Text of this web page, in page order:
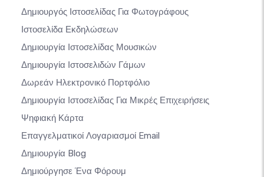
Δημιουργός Ιστοσελίδας Για Φωτογράφους
Ιστοσελίδα Εκδηλώσεων
Δημιουργία Ιστοσελίδας Μουσικών
Δημιουργία Ιστοσελιδών Γάμων
Δωρεάν Ηλεκτρονικό Πορτφόλιο
Δημιουργία Ιστοσελίδας Για Μικρές Επιχειρήσεις
Ψηφιακή Κάρτα
Επαγγελματικοί Λογαριασμοί Email
Δημιουργία Blog
Δημιούργησε Ένα Φόρουμ